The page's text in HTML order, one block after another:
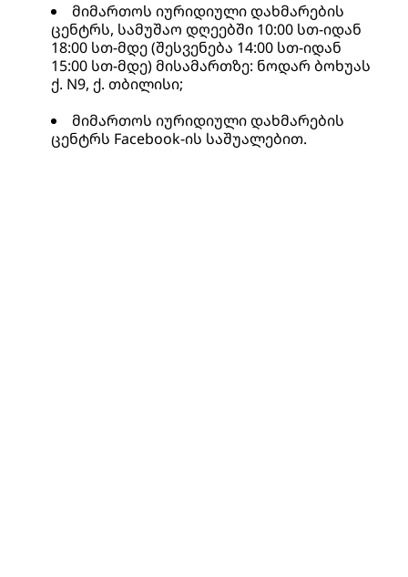
მიმართოს იურიდიული დახმარების
ცენტრს, სამუშაო დღეებში 10:00 სთ-იდან
18:00 სთ-მდე (შესვენება 14:00 სთ-იდან
15:00 სთ-მდე) მისამართზე: ნოდარ ბოხუას
ქ. N9, ქ. თბილისი;
მიმართოს იურიდიული დახმარების
ცენტრს Facebook-ის საშუალებით.